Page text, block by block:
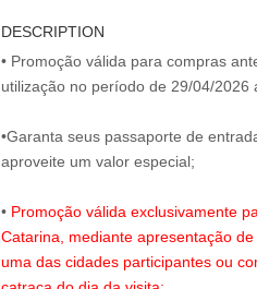
DESCRIPTION
• Promoção válida para compras
utilização no período de 29/04/2026
•Garanta seus passaporte de
aproveite um valor especial;
• Promoção válida exclusivamente
Catarina, mediante apresentação
uma das cidades participantes ou